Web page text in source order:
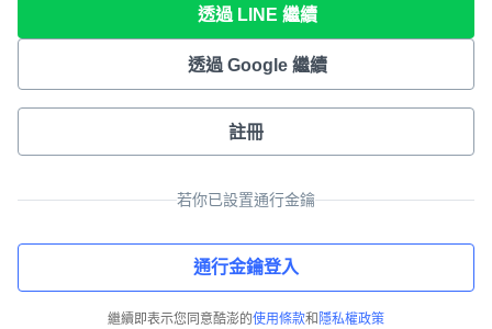
透過 LINE 繼續
透過 Google 繼續
註冊
若你已設置通行金鑰
通行金鑰登入
繼續即表示您同意酷澎的使用條款和 隱私權政策